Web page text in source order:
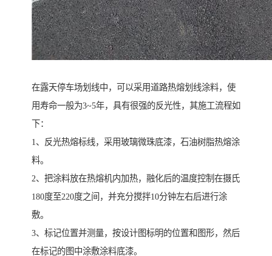
在露天停车场划线中，可以采用道路热熔划线涂料，使
用寿命一般为3~5年，具有很强的反光性，其施工流程如
下：
1、反光热熔标线，采用玻璃微珠底漆，石油树脂热熔涂
料。
2、把涂料放在热熔机内加热，融化后的温度控制在摄氏
180度至220度之间，并充分搅拌10分钟左右后进行涂
敷。
3、标记位置并测量，按设计图标明的位置和图形，然后
在标记的图中涂敷涂料底漆。